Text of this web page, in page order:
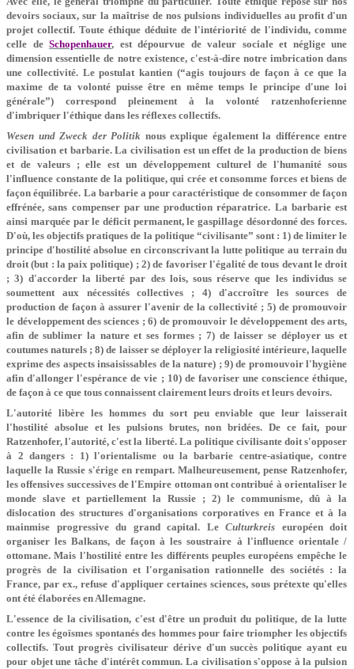
devoirs sociaux, sur la maîtrise de nos pulsions individuelles au profit d'un
projet collectif. Toute éthique déduite de l'intériorité de l'individu, comme
celle deSchopenhauer, est dépourvue de valeur sociale et néglige une
dimension essentielle de notre existence, c'est-à-dire notre imbrication dans
une collectivité. Le postulat kantien (“agis toujours de façon à ce que la
maxime de ta volonté puisse être en même temps le principe d'une loi
générale”) correspond pleinement à la volonté ratzenhoferienne
d'imbriquer l'éthique dans les réflexes collectifs.
Wesen und Zweck der Politik nous explique également la différence entre
civilisation et barbarie. La civilisation est un effet de la production de biens
et de valeurs ; elle est un développement culturel de l'humanité sous
l'influence constante de la politique, qui crée et consomme forces et biens de
façon équilibrée. La barbarie a pour caractéristique de consommer de façon
effrénée, sans compenser par une production réparatrice. La barbarie est
ainsi marquée par le déficit permanent, le gaspillage désordonné des forces.
D'où, les objectifs pratiques de la politique “civilisante” sont : 1) de limiter le
principe d'hostilité absolue en circonscrivant la lutte politique au terrain du
droit (but : la paix politique) ; 2) de favoriser l'égalité de tous devant le droit
; 3) d'accorder la liberté par des lois, sous réserve que les individus se
soumettent aux nécessités collectives ; 4) d'accroître les sources de
production de façon à assurer l'avenir de la collectivité ; 5) de promouvoir
le développement des sciences ; 6) de promouvoir le développement des arts,
afin de sublimer la nature et ses formes ; 7) de laisser se déployer us et
coutumes naturels ; 8) de laisser se déployer la religiosité intérieure, laquelle
exprime des aspects insaisissables de la nature) ; 9) de promouvoir l'hygiène
afin d'allonger l'espérance de vie ; 10) de favoriser une conscience éthique,
de façon à ce que tous connaissent clairement leurs droits et leurs devoirs.
L'autorité libère les hommes du sort peu enviable que leur laisserait
l'hostilité absolue et les pulsions brutes, non bridées. De ce fait, pour
Ratzenhofer, l'autorité, c'est la liberté. La politique civilisante doit s'opposer
à 2 dangers : 1) l'orientalisme ou la barbarie centre-asiatique, contre
laquelle la Russie s'érige en rempart. Malheureusement, pense Ratzenhofer,
les offensives successives de l'Empire ottoman ont contribué à orientaliser le
monde slave et partiellement la Russie ; 2) le communisme, dû à la
dislocation des structures d'organisations corporatives en France et à la
mainmise progressive du grand capital. LeCulturkreis européen doit
organiser les Balkans, de façon à les soustraire à l'influence orientale /
ottomane. Mais l'hostilité entre les différents peuples européens empêche le
progrès de la civilisation et l'organisation rationnelle des sociétés : la
France, par ex., refuse d'appliquer certaines sciences, sous prétexte qu'elles
ont été élaborées en Allemagne.
L'essence de la civilisation, c'est d'être un produit du politique, de la lutte
contre les égoïsmes spontanés des hommes pour faire triompher les objectifs
collectifs. Tout progrès civilisateur dérive d'un succès politique ayant eu
pour objet une tâche d'intérêt commun. La civilisation s'oppose à la pulsion